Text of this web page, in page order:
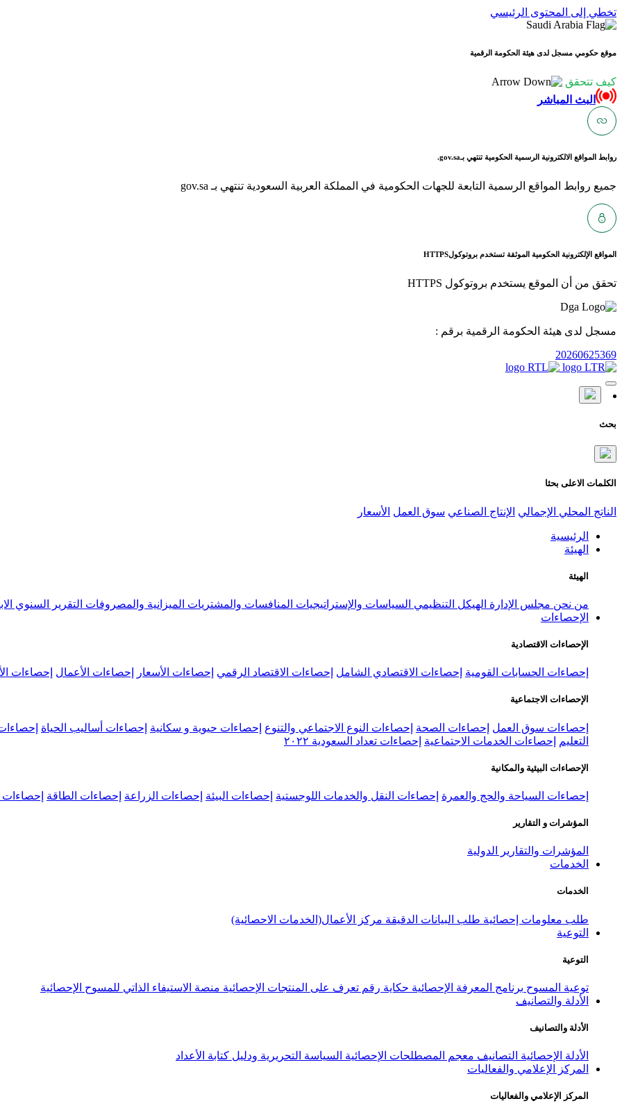
تخطي إلى المحتوى الرئيسي
موقع حكومي مسجل لدى هيئة الحكومة الرقمية
كيف تتحقق
البث المباشر
روابط المواقع الالكترونية الرسمية الحكومية تنتهي بـgov.sa.
جميع روابط المواقع الرسمية التابعة للجهات الحكومية في المملكة العربية السعودية تنتهي بـ gov.sa
المواقع الإلكترونية الحكومية الموثقة تستخدم بروتوكولHTTPS
تحقق من أن الموقع يستخدم بروتوكول HTTPS
مسجل لدى هيئة الحكومة الرقمية برقم :
20260625369
بحث
الكلمات الاعلى بحثا
الناتج المحلي الإجمالي الإنتاج الصناعي سوق العمل الأسعار
الرئيسية
الهيئة
الهيئة
من نحن مجلس الإدارة الهيكل التنظيمي السياسات والإستراتيجيات المنافسات والمشتريات الميزانية والمصروفات التقرير السنوي
الإحصاءات
الإحصاءات الاقتصادية
إحصاءات الحسابات القومية إحصاءات الاقتصادي الشامل إحصاءات الاقتصاد الرقمي إحصاءات الأسعار إحصاءات الأعمال إحصاءات
الإحصاءات الاجتماعية
إحصاءات سوق العمل إحصاءات الصحة إحصاءات النوع الاجتماعي والتنوع إحصاءات حيوية و سكانية إحصاءات أساليب الحياة
التعليم
إحصاءات الخدمات الاجتماعية إحصاءات تعداد السعودية ٢٠٢٢
الإحصاءات البيئية والمكانية
إحصاءات السياحة والحج والعمرة إحصاءات النقل والخدمات اللوجستية إحصاءات البيئة إحصاءات الزراعة إحصاءات الطاقة إحصاءات
المؤشرات و التقارير
المؤشرات والتقارير الدولية
الخدمات
الخدمات
طلب معلومات إحصائية طلب البيانات الدقيقة مركز الأعمال(الخدمات الاحصائية)
التوعية
التوعية
توعية المسوح برنامج المعرفة الإحصائية حكاية رقم تعرف على المنتجات الإحصائية منصة الاستيفاء الذاتي للمسوح الإحصائية
الأدلة والتصانيف
الأدلة والتصانيف
الأدلة الإحصائية التصانيف معجم المصطلحات الإحصائية السياسة التحريرية ودليل كتابة الأعداد
المركز الإعلامي والفعاليات
المركز الإعلامي والفعاليات